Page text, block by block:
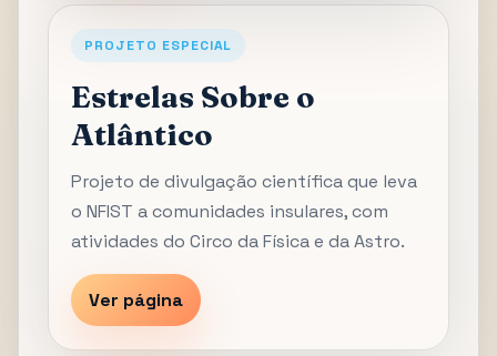
PROJETO ESPECIAL
Estrelas Sobre o
Atlântico
Projeto de divulgação científica que leva
o NFIST a comunidades insulares, com
atividades do Circo da Física e da Astro.
Ver página